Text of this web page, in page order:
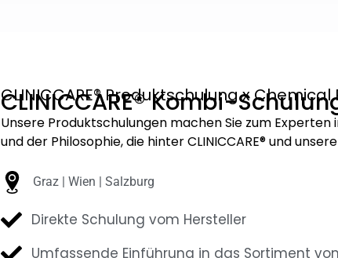
CLINICCARE® Produktschulung x Chemical
CLINICCARE® Kombi-
Unsere Produktschulungen machen Sie zum Experten
und der Philosophie, die hinter CLINICCARE® und
Graz | Wien | Salzburg
Direkte Schulung vom Hersteller
Umfassende Einführung in das Sortiment von